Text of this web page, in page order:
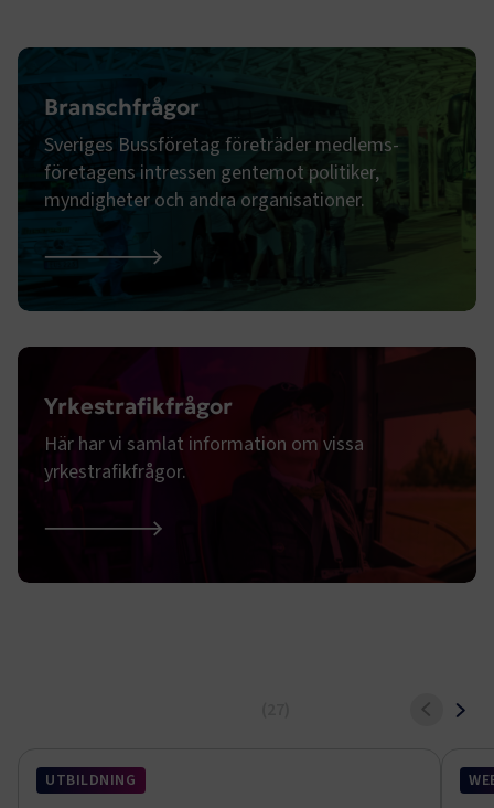
Branschfrågor
Sveriges Bussföretag företräder medlems­
företagens intressen gentemot politiker,
myndigheter och andra organisationer.
Branschfrågor
Yrkestrafikfrågor
Här har vi samlat information om vissa
yrkestrafikfrågor.
UTBILDNING